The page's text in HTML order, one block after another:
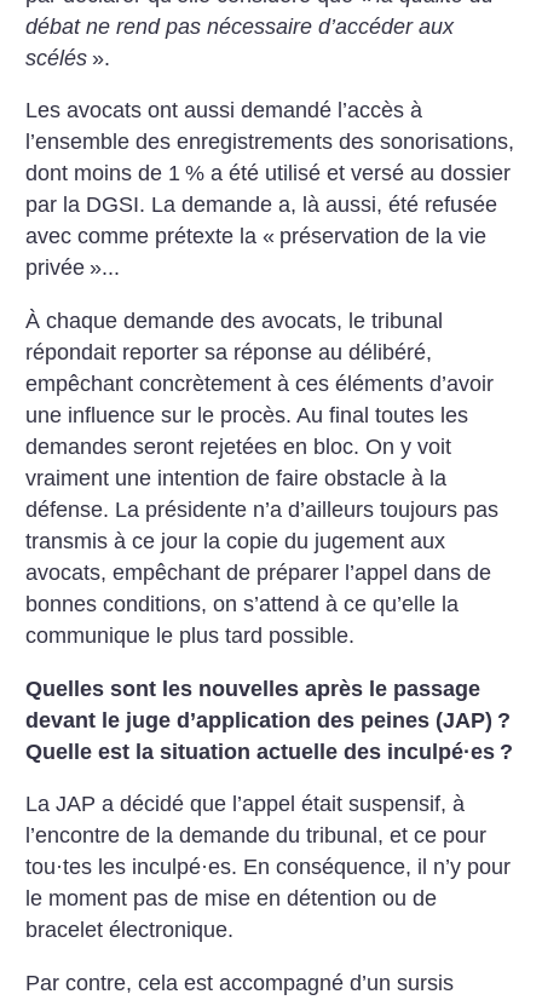
débat ne rend pas nécessaire d’accéder aux
scélés ».
Les avocats ont aussi demandé l’accès à
l’ensemble des enregistrements des sonorisations,
dont moins de 1 % a été utilisé et versé au dossier
par la DGSI. La demande a, là aussi, été refusée
avec comme prétexte la « préservation de la vie
privée »...
À chaque demande des avocats, le tribunal
répondait reporter sa réponse au délibéré,
empêchant concrètement à ces éléments d’avoir
une influence sur le procès. Au final toutes les
demandes seront rejetées en bloc. On y voit
vraiment une intention de faire obstacle à la
défense. La présidente n’a d’ailleurs toujours pas
transmis à ce jour la copie du jugement aux
avocats, empêchant de préparer l’appel dans de
bonnes conditions, on s’attend à ce qu’elle la
communique le plus tard possible.
Quelles sont les nouvelles après le passage
devant le juge d’application des peines (JAP) ?
Quelle est la situation actuelle des inculpé·es ?
La JAP a décidé que l’appel était suspensif, à
l’encontre de la demande du tribunal, et ce pour
tou·tes les inculpé·es. En conséquence, il n’y pour
le moment pas de mise en détention ou de
bracelet électronique.
Par contre, cela est accompagné d’un sursis